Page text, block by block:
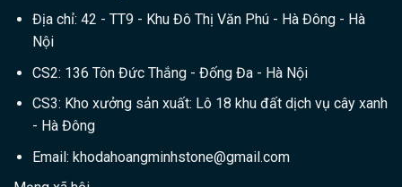
Địa chỉ: 42 - TT9 - Khu Đô Thị Văn Phú - Hà Đông - Hà
Nội
CS2: 136 Tôn Đức Thắng - Đống Đa - Hà Nội
CS3: Kho xưởng sản xuất: Lô 18 khu đất dịch vụ cây xanh
- Hà Đông
Email: khodahoangminhstone@gmail.com